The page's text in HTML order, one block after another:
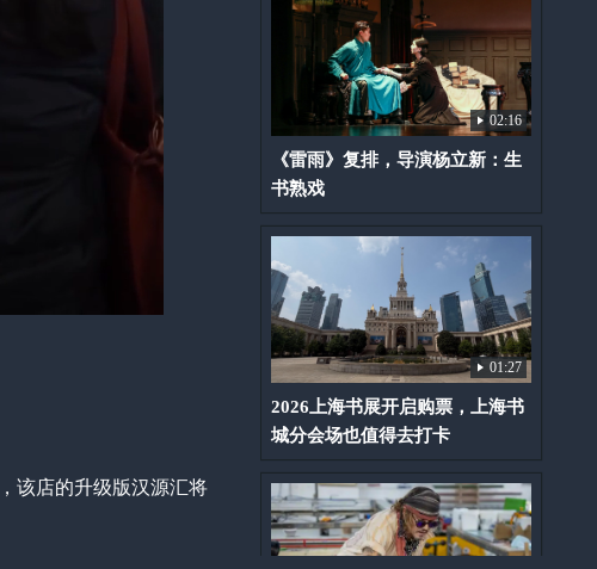
该店的升级版汉源汇将
02:16
《雷雨》复排，导演杨立新：生
书熟戏
01:27
2026上海书展开启购票，上海书
城分会场也值得去打卡